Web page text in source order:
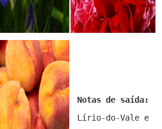
Notas de saída:
Lírio-do-Vale e